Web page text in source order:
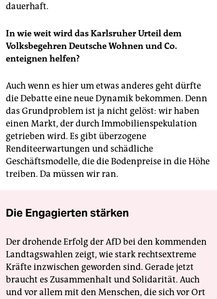
dauerhaft.
In wie weit wird das Karlsruher Urteil dem
Volksbegehren Deutsche Wohnen und Co.
enteignen helfen?
Auch wenn es hier um etwas anderes geht dürfte
die Debatte eine neue Dynamik bekommen. Denn
das Grundproblem ist ja nicht gelöst: wir haben
einen Markt, der durch Immobilienspekulation
getrieben wird. Es gibt überzogene
Renditeerwartungen und schädliche
Geschäftsmodelle, die die Bodenpreise in die Höhe
treiben. Da müssen wir ran.
Die Engagierten stärken
Der drohende Erfolg der AfD bei den kommenden
Landtagswahlen zeigt, wie stark rechtsextreme
Kräfte inzwischen geworden sind. Gerade jetzt
braucht es Zusammenhalt und Solidarität. Auch
und vor allem mit den Menschen, die sich vor Ort